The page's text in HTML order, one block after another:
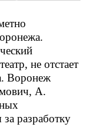
не отстает
Воронеж
А.
разработку